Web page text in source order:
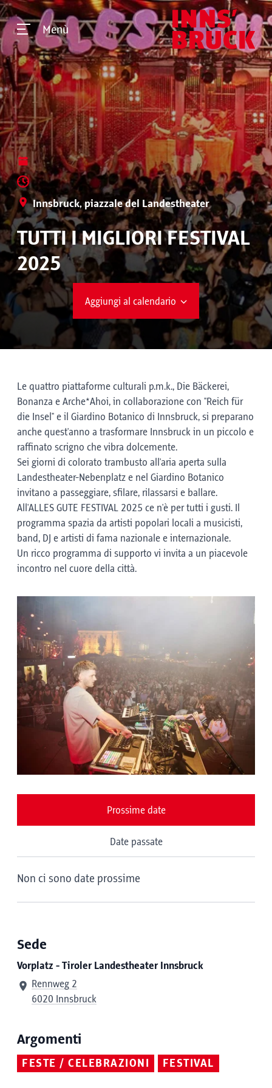
Menù
Innsbruck, piazzale del Landestheater
TUTTI I MIGLIORI FESTIVAL
2025
Aggiungi al calendario
Le quattro piattaforme culturali p.m.k., Die Bäckerei,
Bonanza e Arche*Ahoi, in collaborazione con "Reich für
die Insel" e il Giardino Botanico di Innsbruck, si preparano
anche quest'anno a trasformare Innsbruck in un piccolo e
raffinato scrigno che vibra dolcemente.
Sei giorni di colorato trambusto all'aria aperta sulla
Landestheater-Nebenplatz e nel Giardino Botanico
invitano a passeggiare, sfilare, rilassarsi e ballare.
All'ALLES GUTE FESTIVAL 2025 ce n'è per tutti i gusti. Il
programma spazia da artisti popolari locali a musicisti,
band, DJ e artisti di fama nazionale e internazionale.
Un ricco programma di supporto vi invita a un piacevole
incontro nel cuore della città.
Prossime date
Date passate
Non ci sono date prossime
Sede
Vorplatz - Tiroler Landestheater Innsbruck
Rennweg 2
6020 Innsbruck
Argomenti
FESTE / CELEBRAZIONI FESTIVAL